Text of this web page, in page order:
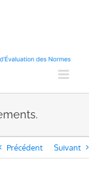
Précédent Suivant